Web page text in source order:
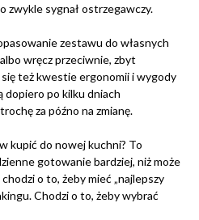
zwykle sygnał ostrzegawczy.
zestawu do własnych
wręcz przeciwnie, zbyt
też kwestie ergonomii i wygody
po kilku dniach
za późno na zmianę.
kupić do nowej kuchni? To
gotowanie bardziej, niż może
o to, żeby mieć „najlepszy
Chodzi o to, żeby wybrać